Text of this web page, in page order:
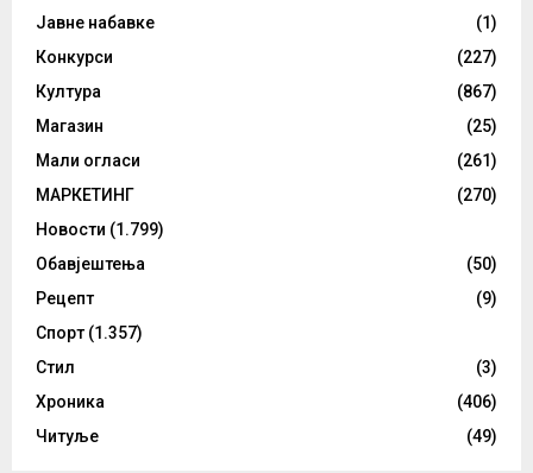
Јавне набавке
(1)
Конкурси
(227)
Култура
(867)
Магазин
(25)
Мали огласи
(261)
МАРКЕТИНГ
(270)
Новости (1.799)
Обавјештења
(50)
Рецепт
(9)
Спорт (1.357)
Стил
(3)
Хроника
(406)
Читуље
(49)